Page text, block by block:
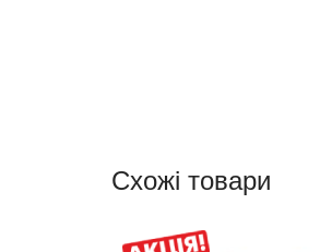
Схожі товари